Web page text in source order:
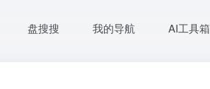
盘搜搜 我的导航 AI工具箱